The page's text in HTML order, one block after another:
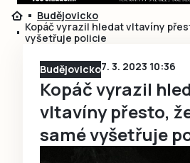
Přihlásit se přes
Ještě nemám účet, chci
Budějovicko
Kopáč vyrazil hledat vltavíny
vyšetřuje policie
Budějovicko7. 3. 2023 10:36
Kopáč vyrazil
vltavíny přesto,
samé vyšetřuje